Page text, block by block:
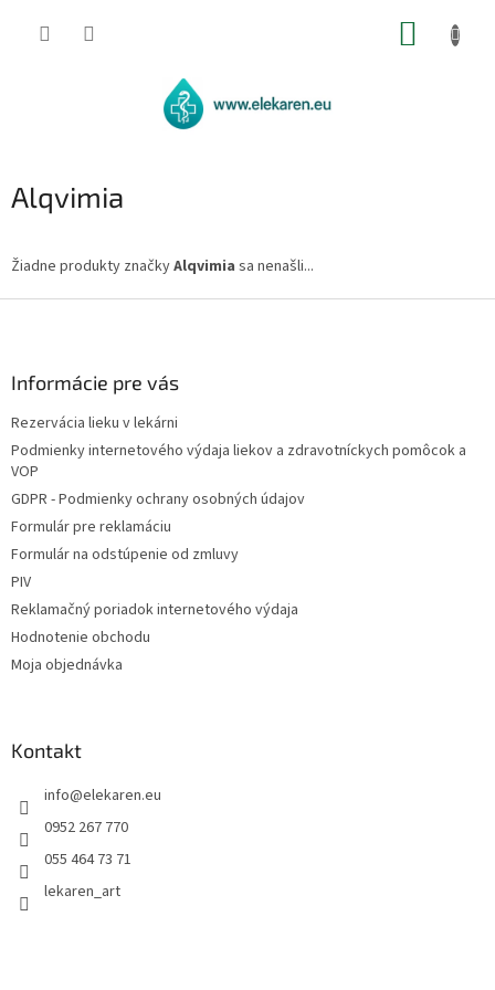
Alqvimia
Žiadne produkty značkyAlqvimia sa nenašli...
Informácie pre vás
Rezervácia lieku v lekárni
Podmienky internetového výdaja liekov a zdravotníckych pomôcok a
VOP
GDPR - Podmienky ochrany osobných údajov
Formulár pre reklamáciu
Formulár na odstúpenie od zmluvy
PIV
Reklamačný poriadok internetového výdaja
Hodnotenie obchodu
Moja objednávka
Kontakt
info@elekaren.eu
0952 267 770
055 464 73 71
lekaren_art